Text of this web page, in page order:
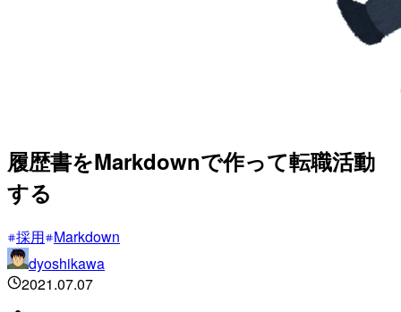
履歴書をMarkdownで作って転職活動
する
採用 Markdown
dyoshikawa
2021.07.07